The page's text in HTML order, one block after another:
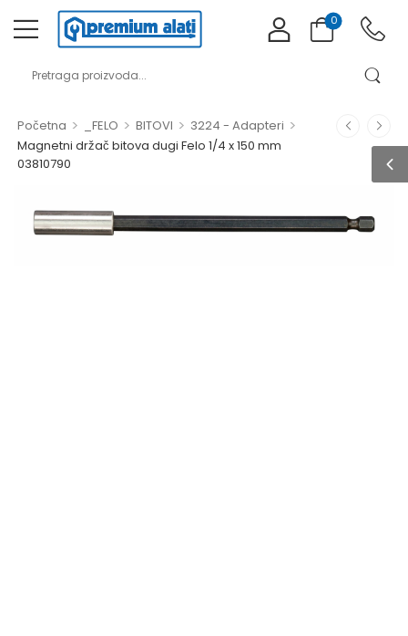
0
Početna > _FELO > BITOVI > 3224 - Adapteri >
Magnetni držač bitova dugi Felo 1/4 x 150 mm
03810790